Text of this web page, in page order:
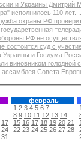
и Украины Дмитрий
исполнилось 110 лет.
охраны РФ
РФ не
состоится суд с
Украины и Госдума
виновником голодной
ассамблея Совета
17
24
31
февраль
1 2 3 4 5 6 7
8 9 10 11 12 13 14
15 16 17 18 19 20 21
22 23 24 25 26 27 28